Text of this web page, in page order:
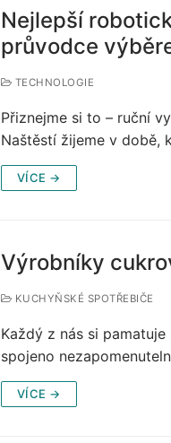
Nejlepší
průvodce
TECHNOLOGIE
Přiznejme si to – ruční
Naštěstí žijeme v době,
VÍCE →
Výrobníky
KUCHYŇSKÉ SPOTŘEBIČE
Každý z nás si
spojeno
VÍCE →